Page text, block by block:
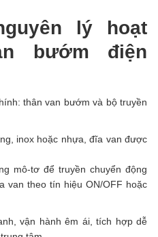
lý hoạt
bướm điện
thân van bướm và bộ truyền
inox hoặc nhựa, đĩa van được
mô-tơ để truyền chuyển động
van theo tín hiệu ON/OFF hoặc
vận hành êm ái, tích hợp dễ